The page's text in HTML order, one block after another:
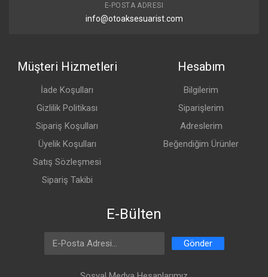
E-POSTA ADRESI
info@otoaksesuarist.com
Müşteri Hizmetleri
İade Koşulları
Gizlilik Politikası
Sipariş Koşulları
Üyelik Koşulları
Satış Sözleşmesi
Sipariş Takibi
Hesabım
Bilgilerim
Siparişlerim
Adreslerim
Beğendiğim Ürünler
E-Bülten
Email Address Gönder